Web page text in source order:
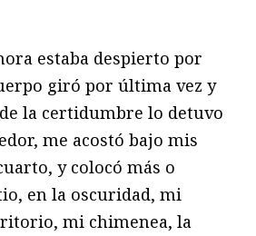
estaba despierto por
giró por última vez y
la certidumbre lo detuvo
me acostó bajo mis
y colocó más o
en la oscuridad, mi
mi chimenea, la